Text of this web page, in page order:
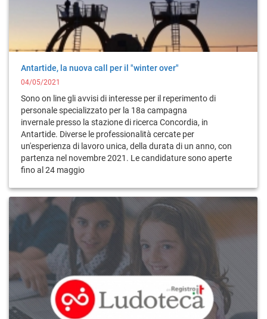
Antartide, la nuova call per il "winter over"
04/05/2021
Sono on line gli avvisi di interesse per il reperimento di
personale specializzato per la 18a campagna
invernale presso la stazione di ricerca Concordia, in
Antartide. Diverse le professionalità cercate per
un'esperienza di lavoro unica, della durata di un anno, con
partenza nel novembre 2021. Le candidature sono aperte
fino al 24 maggio